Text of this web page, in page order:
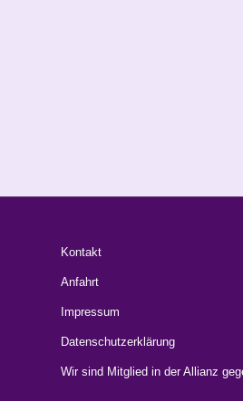
Kontakt
Anfahrt
Impressum
Datenschutzerklärung
Wir sind Mitglied in der Allianz